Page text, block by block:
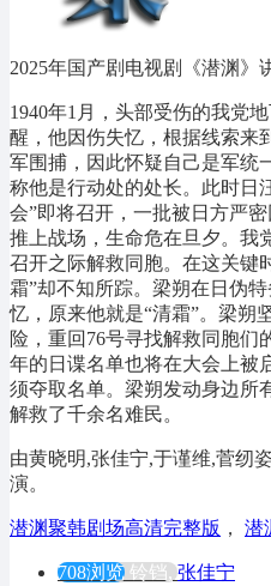
2025年国产剧电视剧《潜渊》
1940年1月，头部受伤的我党
醒，他因伤失忆，根据线索来
军围捕，因此怀疑自己是军统
称他是行动处的处长。此时日
会”即将召开，一批被日方严
推上战场，生命危在旦夕。我
召开之际解救同胞。在这关键
霜”却不知所踪。梁朔在日伪
忆，原来他就是“清霜”。梁朔
险，重回76号寻找解救同胞们
年的日谍名单也将在大会上被
须夺取名单。梁朔发动身边所
解救了千余名难民。
由黄晓明,张佳宁,于谨维,菅纫
演。
潜渊聚韩剧场高清完整版 ， 潜
708浏览 铃铛, 张佳宁